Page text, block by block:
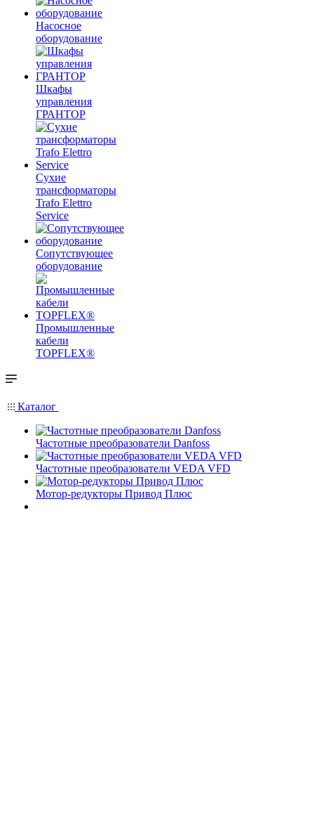
Насосное
оборудование
Шкафы
управления
ГРАНТОР
Сухие
трансформаторы
Trafo Elettro
Service
Сопутствующее
оборудование
Промышленные
кабели
TOPFLEX®
Каталог
Частотные преобразователи Danfoss
Частотные преобразователи VEDA VFD
Мотор-редукторы Привод Плюс